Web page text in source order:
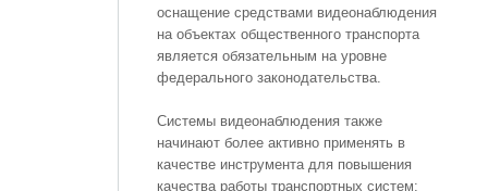
оснащение средствами видеонаблюдения
на объектах общественного транспорта
является обязательным на уровне
федерального законодательства.
Системы видеонаблюдения также
начинают более активно применять в
качестве инструмента для повышения
качества работы транспортных систем: